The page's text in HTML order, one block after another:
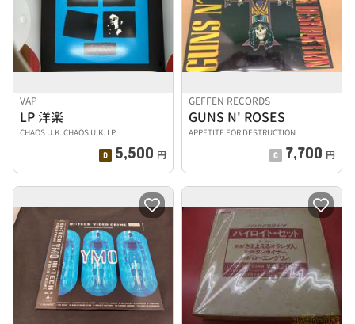
VAP
LP 洋楽
CHAOS U.K. CHAOS U.K. LP
5,500 円
GEFFEN RECORDS
GUNS N' ROSES
APPETITE FOR DESTRUCTION
7,700 円